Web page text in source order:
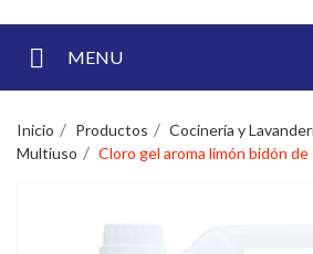
MENU
Inicio Productos Cocinería y
Multiuso
Cloro gel aroma limón bidón